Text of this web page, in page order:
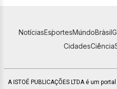
NotíciasEsportesMundoBrasil
CidadesCiência
A ISTOÉ PUBLICAÇÕES LTDA é um